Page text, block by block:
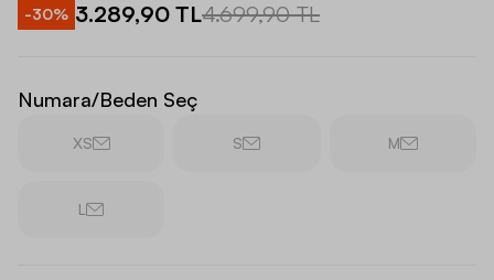
-30% 3.289,90 TL4.699,90 TL
Numara/Beden Seç
XS S M
L